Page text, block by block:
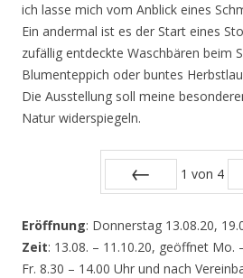
ich lasse mich vom Anblick eines
Ein andermal ist es der Start eines
zufällig entdeckte Waschbären beim
Blumenteppich oder buntes
Die Ausstellung soll meine
Natur widerspiegeln.
1 von 4
Eröffnung: Donnerstag 13.08.20,
Zeit: 13.08. – 11.10.20, geöffnet Mo.
Fr. 8.30 – 14.00 Uhr und nach